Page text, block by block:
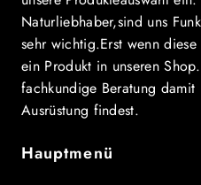
Naturliebhaber,sind uns
sehr wichtig.Erst wenn
ein Produkt in unseren
fachkundige Beratung damit
Ausrüstung findest.
Hauptmenü